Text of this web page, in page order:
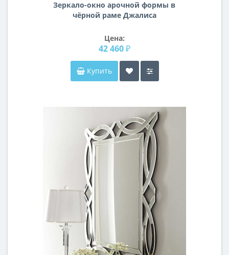
Зеркало-окно арочной формы в
чёрной раме Джалиса
Цена:
42 460 ₽
Купить